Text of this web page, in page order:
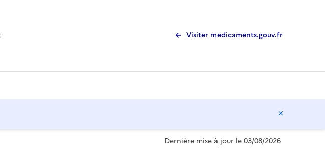
Visiter medicaments.gouv.fr
Dernière mise à jour le 03/08/2026